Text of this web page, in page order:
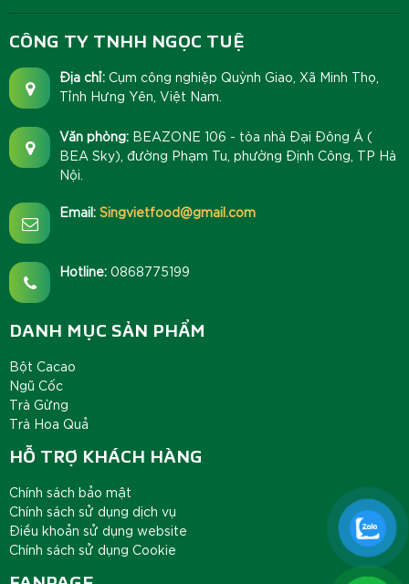
CÔNG TY TNHH NGỌC TUỆ
Địa chỉ: Cụm công nghiệp Quỳnh Giao, Xã Minh Thọ,
Tỉnh Hưng Yên, Việt Nam.
Văn phòng: BEAZONE 106 - tòa nhà Đại Đông Á (
BEA Sky), đường Phạm Tu, phường Định Công, TP Hà
Nội.
Email: Singvietfood@gmail.com
Hotline: 0868775199
DANH MỤC SẢN PHẨM
Bột Cacao
Ngũ Cốc
Trà Gừng
Trà Hoa Quả
HỖ TRỢ KHÁCH HÀNG
Chính sách bảo mật
Chính sách sử dụng dịch vụ
Điều khoản sử dụng website
Chính sách sử dụng Cookie